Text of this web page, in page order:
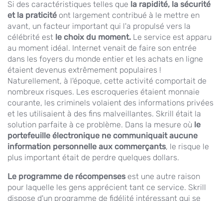
Si des caractéristiques telles que la rapidité, la sécurité
et la praticité ont largement contribué à le mettre en
avant, un facteur important qui l'a propulsé vers la
célébrité est le choix du moment. Le service est apparu
au moment idéal. Internet venait de faire son entrée
dans les foyers du monde entier et les achats en ligne
étaient devenus extrêmement populaires !
Naturellement, à l'époque, cette activité comportait de
nombreux risques. Les escroqueries étaient monnaie
courante, les criminels volaient des informations privées
et les utilisaient à des fins malveillantes. Skrill était la
solution parfaite à ce problème. Dans la mesure où le
portefeuille électronique ne communiquait aucune
information personnelle aux commerçants, le risque le
plus important était de perdre quelques dollars.
Le programme de récompenses est une autre raison
pour laquelle les gens apprécient tant ce service. Skrill
dispose d'un programme de fidélité intéressant qui se